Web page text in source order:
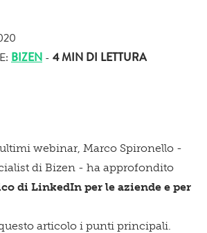
BIZEN - 4 MIN DI LETTURA
webinar, Marco Spironello -
di Bizen - ha approfondito
di LinkedIn per le aziende e per
articolo i punti principali.